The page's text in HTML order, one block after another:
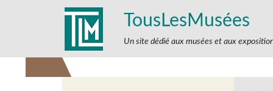
TousLesMusées
Un site dédié aux musées et aux